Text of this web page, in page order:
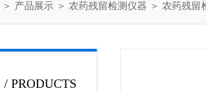
＞ 产品展示 ＞ 农药残留检测仪器 ＞ 农药残留
/ PRODUCTS